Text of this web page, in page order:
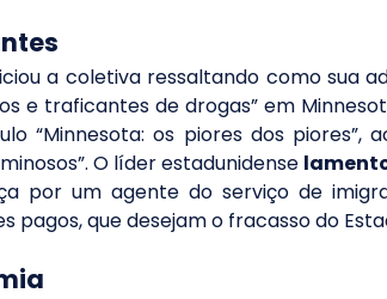
a coletiva ressaltando como sua
e traficantes de drogas” em
“Minnesota: os piores dos piores”,
O líder estadunidense
por um agente do serviço de
pagos, que desejam o fracasso do